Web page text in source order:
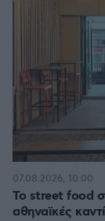
Το street food
αθηναϊκές
07.08.2026, 10:00